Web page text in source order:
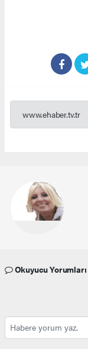
www.ehaber.tv.tr
Okuyucu Yorumları